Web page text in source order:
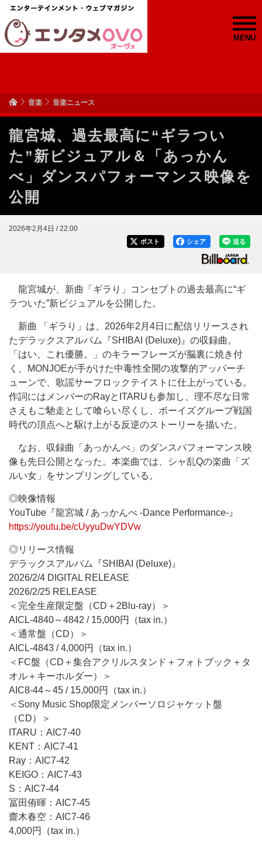
MENU
音楽 音楽ニュース
龍宮城、過去最高に“ギラつい
た”新ビジュアル＆「あっかん
べ」ダンスパフォーマンス映像を
公開
2026年2月4日 / 22:00
送る
シェア
ポスト
龍宮城が、新曲「ギラり」コンセプトの過去最高に“ギ
ラついた”新ビジュアルを公開した。
新曲 「ギラり」は、2026年2月4日に配信リリースされ
たデラックスアルバム『SHIBAI (Deluxe)』の収録曲。
「はい、これ優勝。」のキラーフレーズが脳裏に焼き付
く、MONJOEが手がけた中毒性全開の攻撃的アッパーチ
ューンで、歌謡サーフロックテイストに仕上がっている。
作詞にはメンバーのRayとITARUも参加し、理不尽な日常
さえもご馳走として喰らい尽くし、ボーイズグループ戦国
時代の頂点へと駆け上がる反逆のストーリーを描いた。
なお、収録曲「あっかんべ」のダンスパフォーマンス映
像も先日公開となった。本楽曲では、シャ乱Qの楽曲「ズ
ルい女」をサンプリングしている。
◎映像情報
YouTube『龍宮城 / あっかんべ -Dance Performance-』
https://youtu.be/cUyyuDwYDVw
◎リリース情報
デラックスアルバム『SHIBAI (Deluxe)』
2026/2/4 DIGITAL RELEASE
2026/2/25 RELEASE
＜完全生産限定盤（CD＋2Blu-ray）＞
AICL-4840～4842 / 15,000円（tax in.）
＜通常盤（CD）＞
AICL-4843 / 4,000円（tax in.）
＜FC盤（CD＋集合アクリルスタンド＋フォトブック＋タ
オル＋キーホルダー）＞
AIC8-44～45 / 15,000円（tax in.）
＜Sony Music Shop限定メンバーソロジャケット盤
（CD）＞
ITARU：AIC7-40
KENT：AIC7-41
Ray：AIC7-42
KEIGO：AIC7-43
S：AIC7-44
冨田侑暉：AIC7-45
齋木春空：AIC7-46
4,000円（tax in.）